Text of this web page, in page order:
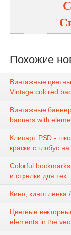
Похожие
Винтажные
Vintage colored
Винтажные
banners with
Клипарт PSD -
краски с глобус на
Colorful
и стрелки для тек ...
Кино, кинопленка
Цветные
elements in the